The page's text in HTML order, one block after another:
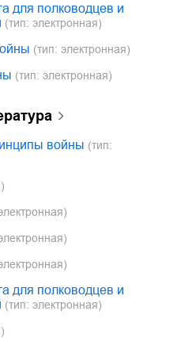
для полководцев и
(тип: электронная)
(тип: электронная)
(тип: электронная)
войны (тип:
для полководцев и
(тип: электронная)